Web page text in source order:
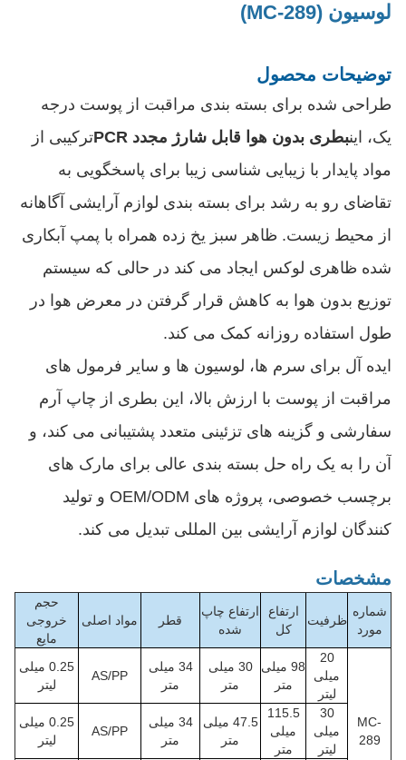
لوسیون (MC-289)
توضیحات محصول
طراحی شده برای بسته بندی مراقبت از پوست درجه
یک، اینبطری بدون هوا قابل شارژ مجدد PCR
ترکیبی از
مواد پایدار با زیبایی شناسی زیبا برای پاسخگویی به
تقاضای رو به رشد برای بسته بندی لوازم آرایشی آگاهانه
از محیط زیست. ظاهر سبز یخ زده همراه با پمپ آبکاری
شده ظاهری لوکس ایجاد می کند در حالی که سیستم
توزیع بدون هوا به کاهش قرار گرفتن در معرض هوا در
طول استفاده روزانه کمک می کند.
ایده آل برای سرم ها، لوسیون ها و سایر فرمول های
مراقبت از پوست با ارزش بالا، این بطری از چاپ آرم
سفارشی و گزینه های تزئینی متعدد پشتیبانی می کند، و
آن را به یک راه حل بسته بندی عالی برای مارک های
برچسب خصوصی، پروژه های OEM/ODM و تولید
کنندگان لوازم آرایشی بین المللی تبدیل می کند.
مشخصات
شماره
مورد
ظرفیت
ارتفاع
کل
ارتفاع چاپ
شده
قطر مواد اصلی
حجم
خروجی
مایع
MC-
289
20
میلی
لیتر
98 میلی
متر
30 میلی
متر
34 میلی
متر
AS/PP
0.25 میلی
لیتر
30
میلی
لیتر
115.5
میلی
متر
47.5 میلی
متر
34 میلی
متر
AS/PP
0.25 میلی
لیتر